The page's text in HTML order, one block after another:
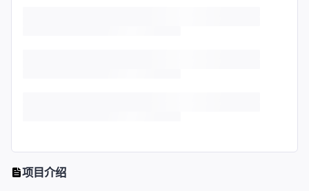
项目介绍